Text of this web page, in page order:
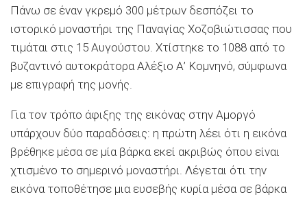
Πάνω σε έναν γκρεμό 300 μέτρων δεσπόζει το
ιστορικό μοναστήρι της Παναγίας Χοζοβιώτισσας που
τιμάται στις 15 Αυγούστου. Χτίστηκε το 1088 από το
βυζαντινό αυτοκράτορα Αλέξιο Α’ Κομνηνό, σύμφωνα
με επιγραφή της μονής.
Για τον τρόπο άφιξης της εικόνας στην Αμοργό
υπάρχουν δύο παραδόσεις: η πρώτη λέει ότι η εικόνα
βρέθηκε μέσα σε μία βάρκα εκεί ακριβώς όπου είναι
χτισμένο το σημερινό μοναστήρι. Λέγεται ότι την
εικόνα τοποθέτησε μια ευσεβής κυρία μέσα σε βάρκα